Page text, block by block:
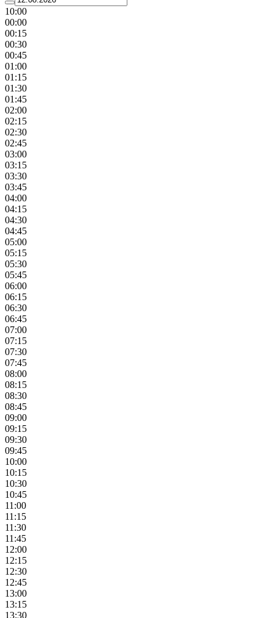
10:00
00:00
00:15
00:30
00:45
01:00
01:15
01:30
01:45
02:00
02:15
02:30
02:45
03:00
03:15
03:30
03:45
04:00
04:15
04:30
04:45
05:00
05:15
05:30
05:45
06:00
06:15
06:30
06:45
07:00
07:15
07:30
07:45
08:00
08:15
08:30
08:45
09:00
09:15
09:30
09:45
10:00
10:15
10:30
10:45
11:00
11:15
11:30
11:45
12:00
12:15
12:30
12:45
13:00
13:15
13:30